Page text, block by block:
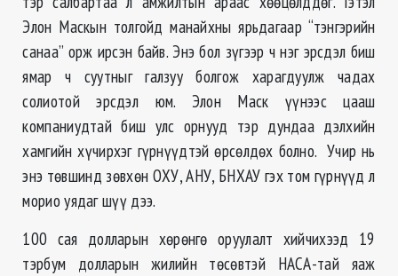
Элон Маскын толгойд манайхны ярьдагаар “тэнгэрийн
санаа” орж ирсэн байв. Энэ бол зүгээр ч нэг эрсдэл биш
ямар ч суутныг галзуу болгож харагдуулж чадах
солиотой эрсдэл юм. Элон Маск үүнээс цааш
компаниудтай биш улс орнууд тэр дундаа дэлхийн
хамгийн хүчирхэг гүрнүүдтэй өрсөлдөх болно. Учир нь
энэ төвшинд зөвхөн ОХУ, АНУ, БНХАУ гэх том гүрнүүд л
морио уядаг шүү дээ.
100 сая долларын хөрөнгө оруулалт хийчихээд 19
тэрбум долларын жилийн төсөвтэй НАСА-тай яаж